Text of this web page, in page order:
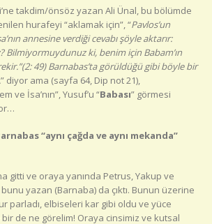
takdim/önsöz yazan Ali Ünal, bu bölümde
hurafeyi “aklamak için”, “Pavlos’un
annesine verdiği cevabı şöyle aktarır:
Bilmiyormuydunuz ki, benim için Babam’ın
49) Barnabas’ta görüldüğü gibi böyle bir
” diyor ama (sayfa 64, Dip not 21),
ve İsa’nın”, Yusuf’u “Babası” görmesi
“aynı çağda ve aynı mekanda”
gitti ve oraya yanında Petrus, Yakup ve
yazan (Barnaba) da çıktı. Bunun üzerine
parladı, elbiseleri kar gibi oldu ve yüce
bir de ne görelim! Oraya cinsimiz ve kutsal